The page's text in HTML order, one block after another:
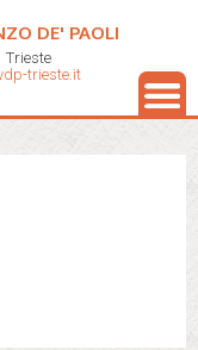
DE' PAOLI
Trieste
trieste.it